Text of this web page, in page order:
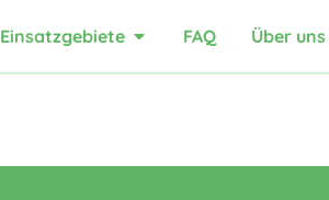
Einsatzgebiete FAQ Über uns